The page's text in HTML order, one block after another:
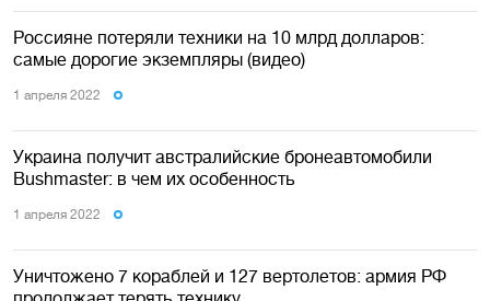
Россияне потеряли техники на 10 млрд долларов:
самые дорогие экземпляры (видео)
1 апреля 2022
Украина получит австралийские бронеавтомобили
Bushmaster: в чем их особенность
1 апреля 2022
Уничтожено 7 кораблей и 127 вертолетов: армия РФ